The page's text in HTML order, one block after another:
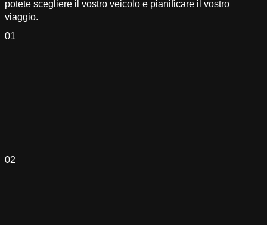
potete scegliere il vostro veicolo e pianificare il vostro
viaggio.
01
02